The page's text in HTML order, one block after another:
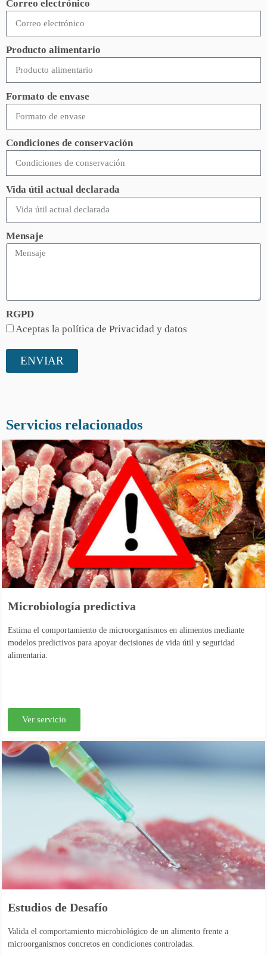
Correo electrónico
Producto alimentario
Formato de envase
Condiciones de conservación
Vida útil actual declarada
Mensaje
RGPD
Aceptas la política de Privacidad y datos
ENVIAR
Servicios relacionados
Microbiología predictiva
Estima el comportamiento de microorganismos en alimentos mediante
modelos predictivos para apoyar decisiones de vida útil y seguridad
alimentaria.
Ver servicio
Estudios de Desafío
Valida el comportamiento microbiológico de un alimento frente a
microorganismos concretos en condiciones controladas.